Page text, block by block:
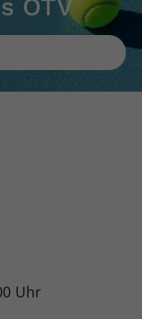
ÖTV
Uhr
Ihre Consent-
die